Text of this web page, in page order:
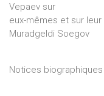
Vepaev sur
eux-mêmes et sur
Muradgeldi Soegov
Notices